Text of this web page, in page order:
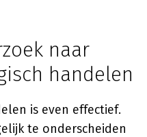
naar
handelen
is even effectief.
te onderscheiden